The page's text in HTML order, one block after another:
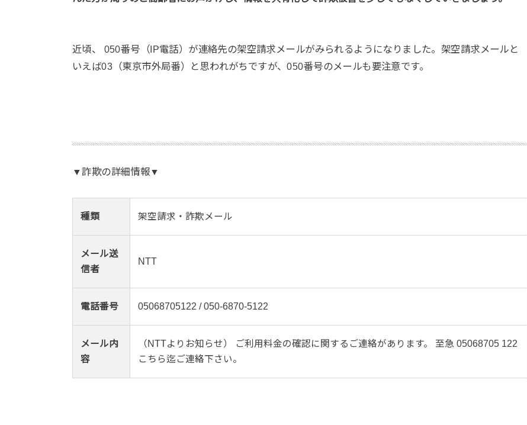
近頃、 050番号（IP電話）が連絡先の架空請求メールがみられるようになりました。架空請求メールと
いえば03（東京市外局番）と思われがちですが、050番号のメールも要注意です。
▼詐欺の詳細情報▼
種類 架空請求・詐欺メール
メール送
信者
NTT
電話番号 05068705122 / 050-6870-5122
メール内
容
（NTTよりお知らせ） ご利用料金の確認に関するご連絡があります。 至急 05068705 122
こちら迄ご連絡下さい。